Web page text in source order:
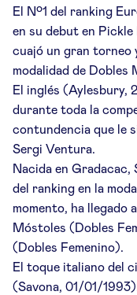
El Nº1 del ranking
en su debut en
cuajó un gran torneo
modalidad de Dobles
El inglés (Aylesbury,
durante toda la
contundencia que le
Sergi Ventura.
Nacida en Gradacac,
del ranking en la
momento, ha llegado
Móstoles (Dobles
(Dobles Femenino).
El toque italiano del
(Savona, 01/01/